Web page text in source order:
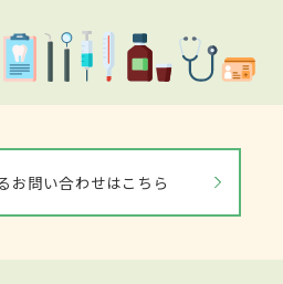
お問い合わせはこちら